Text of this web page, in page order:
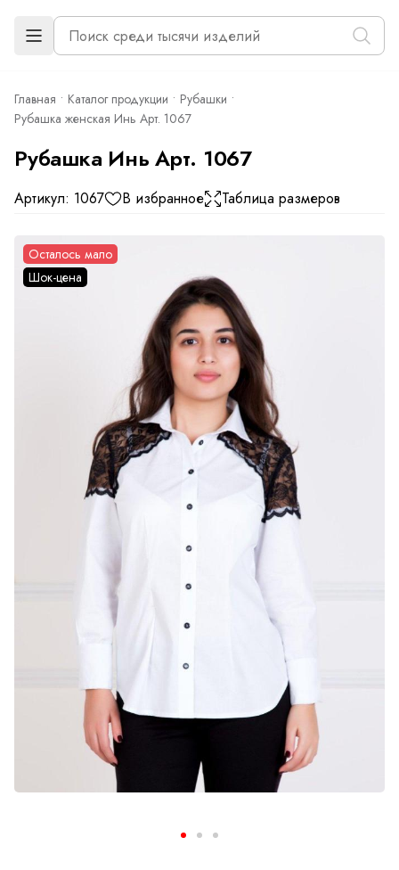
Главная Каталог продукции
Рубашки
Рубашка женская Инь Арт. 1067
Рубашка Инь Арт. 1067
Артикул: 1067 В избранное Таблица размеров
Осталось мало
Шок-цена